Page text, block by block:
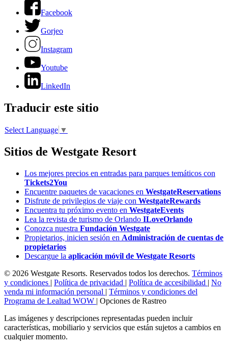
Facebook
Gorjeo
Instagram
Youtube
LinkedIn
Traducir este sitio
Select Language ▼
Sitios de Westgate Resort
Los mejores precios en entradas para parques temáticos con
Tickets2You
Encuentre paquetes de vacaciones en WestgateReservations
Disfrute de privilegios de viaje con WestgateRewards
Encuentra tu próximo evento en WestgateEvents
Lea la revista de turismo de Orlando ILoveOrlando
Conozca nuestra Fundación Westgate
Propietarios, inicien sesión en Administración de cuentas de
propietarios
Descargue la aplicación móvil de Westgate Resorts
© 2026 Westgate Resorts. Reservados todos los derechos. Términos
y condiciones | Política de privacidad | Política de accesibilidad | No
venda mi información personal | Términos y condiciones del
Programa de Lealtad WOW | Opciones de Rastreo
Las imágenes y descripciones representadas pueden incluir
características, mobiliario y servicios que están sujetos a cambios en
cualquier momento.